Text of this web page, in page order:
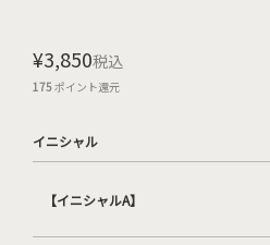
¥3,850税込
175ポイント還元
イニシャル
【イニシャルA】